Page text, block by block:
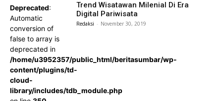
Deprecated:
Automatic
conversion of
false to array is
deprecated in
/home/u3952357/public_html/beritasumbar/wp-
content/plugins/td-
cloud-
library/includes/tdb_module.php
Trend Wisatawan Milenial Di Era
Digital Pariwisata
Redaksi - November 30, 2019